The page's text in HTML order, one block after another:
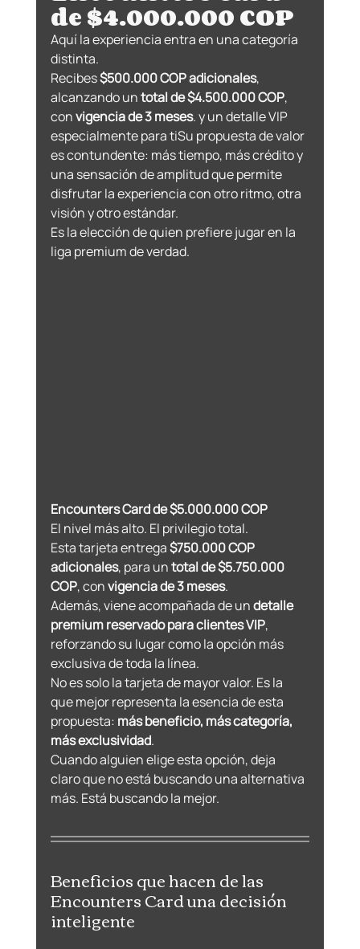
de $4.000.000 COP
Aquí la experiencia entra en una categoría
distinta.
Recibes $500.000 COP adicionales,
alcanzando un total de $4.500.000 COP,
con vigencia de 3 meses. y un detalle VIP
especialmente para tiSu propuesta de valor
es contundente: más tiempo, más crédito y
una sensación de amplitud que permite
disfrutar la experiencia con otro ritmo, otra
visión y otro estándar.
Es la elección de quien prefiere jugar en la
liga premium de verdad.
Encounters Card de $5.000.000 COP
El nivel más alto. El privilegio total.
Esta tarjeta entrega $750.000 COP
adicionales, para un total de $5.750.000
COP, con vigencia de 3 meses.
Además, viene acompañada de un detalle
premium reservado para clientes VIP,
reforzando su lugar como la opción más
exclusiva de toda la línea.
No es solo la tarjeta de mayor valor. Es la
que mejor representa la esencia de esta
propuesta: más beneficio, más categoría,
más exclusividad.
Cuando alguien elige esta opción, deja
claro que no está buscando una alternativa
más. Está buscando la mejor.
Beneficios que hacen de las
Encounters Card una decisión
inteligente